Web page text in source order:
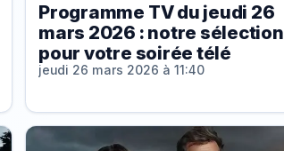
Programme TV du jeudi 26
mars 2026 : notre sélection
pour votre soirée télé
jeudi 26 mars 2026 à 11:40